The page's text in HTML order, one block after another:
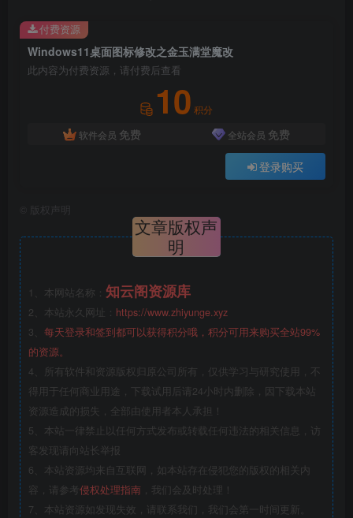
Windows11桌面图标修改之金玉满堂魔改
此内容为付费资源，请付费后查看
10 积分
软件会员 免费 全站会员 免费
登录购买
付费资源
版权声明
文章版权声
明
1、本网站名称： 知云阁资源库
2、本站永久网址： https://www.zhiyunge.xyz
3、 每天登录和签到都可以获得积分哦，积分可用来购买全站99%
的资源。
4、所有软件和资源版权归原公司所有，仅供学习与研究使用，不
得用于任何商业用途，下载试用后请24小时内删除，因下载本站
资源造成的损失，全部由使用者本人承担！
5、本站一律禁止以任何方式发布或转载任何违法的相关信息，访
客发现请向站长举报
6、本站资源均来自互联网，如本站存在侵犯您的版权的相关内
容，请参考侵权处理指南 ，我们会及时处理！
7、本站资源如发现失效，请联系我们，我们会第一时间更新。